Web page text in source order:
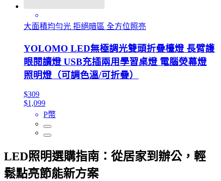
大面積均勻光 拒絕暗區 全方位照亮
YOLOMO LED無極調光雙頭折疊檯燈 長臂護
眼閱讀燈 USB充插兩用學習桌燈 電腦熒幕燈
照明燈（可調色溫/可折疊）
$309
$1,099
P幣
LED照明選購指南：從居家到辦公，輕
鬆點亮節能新方案